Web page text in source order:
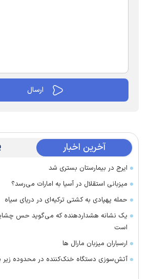
آخرین اخبار
ایرج در بیمارستان بستری شد
میزبانی استقلال در آسیا به امارات می‌رسد؟
حمله پهپادی به کشتی ترکیه‌ای در دریای سیاه
یک نشانه هشداردهنده که می‌گوید حس
است
ارسباران میزبان مارال ها
آتش‌سوزی دستگاه خنک‌کننده در محدوده زیر